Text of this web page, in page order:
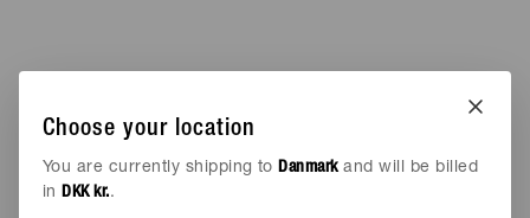
Choose your location
You are currently shipping toDanmarkand will be billed
inDKK kr..
KOMMER PÅ LAGER IGEN